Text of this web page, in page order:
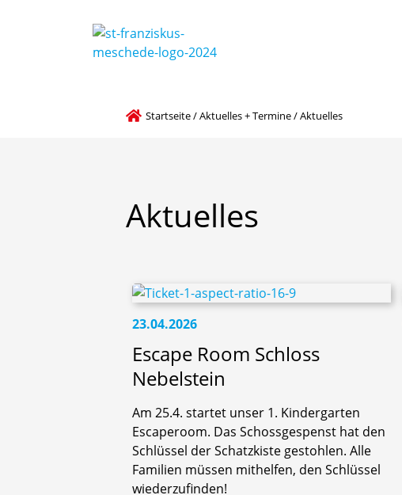
Startseite/Aktuelles + Termine/Aktuelles
Aktuelles
23.04.2026
Escape Room Schloss
Nebelstein
Am 25.4. startet unser 1. Kindergarten
Escaperoom. Das Schossgespenst hat den
Schlüssel der Schatzkiste gestohlen. Alle
Familien müssen mithelfen, den Schlüssel
wiederzufinden!